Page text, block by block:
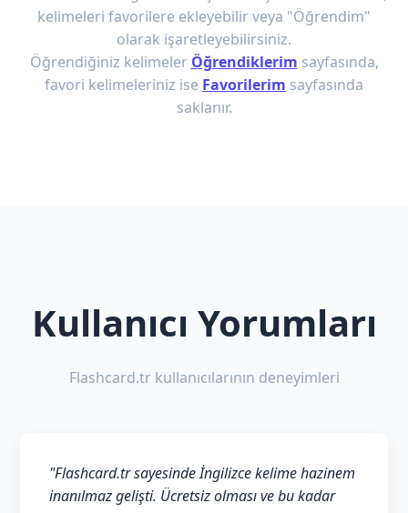
kelimeleri favorilere ekleyebilir veya "Öğrendim"
olarak işaretleyebilirsiniz.
Öğrendiğiniz kelimeler Öğrendiklerim sayfasında,
favori kelimeleriniz ise Favorilerim sayfasında
saklanır.
Kullanıcı Yorumları
Flashcard.tr kullanıcılarının deneyimleri
"Flashcard.tr sayesinde İngilizce kelime hazinem
inanılmaz gelişti. Ücretsiz olması ve bu kadar